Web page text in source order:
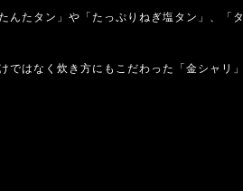
んたタン」や「たっぷりねぎ塩タン」、「タ
はなく炊き方にもこだわった「金シャリ」